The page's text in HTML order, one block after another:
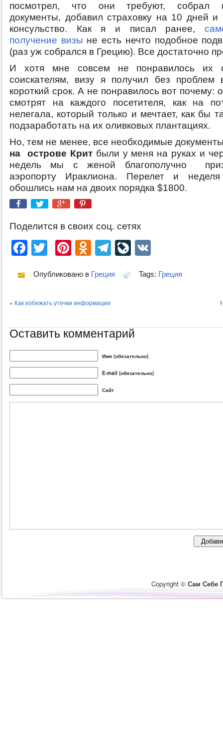
посмотрел, что они требуют, собрал
документы, добавил страховку на 10 дней и
консульство. Как я и писал ранее,
получение визы не есть нечто подобное
(раз уж собрался в Грецию). Все достаточно
И хотя мне совсем не понравилось их
соискателям, визу я получил без проблем
короткий срок. А не понравилось вот почему:
смотрят на каждого посетителя, как на
нелегала, который только и мечтает, как бы
подзаработать на их оливковых плантациях.
Но, тем не менее, все необходимые
на острове Критбыли у меня на руках и
недель мы с женой благополучно
аэропорту Ираклиона. Перелет и неделя
обошлись нам на двоих порядка $1800.
Поделится в своих соц. сетях
Facebook
TwitterPinterest
Odnoklassniki
Telegram
LiveJournal
Опубликовано в Греция Tags: Греция
« Как избежать утечки информации
Оставить комментарий
Имя (обязательно)
E-mail (обязательно)
Сайт
Copyright © Сам Себе